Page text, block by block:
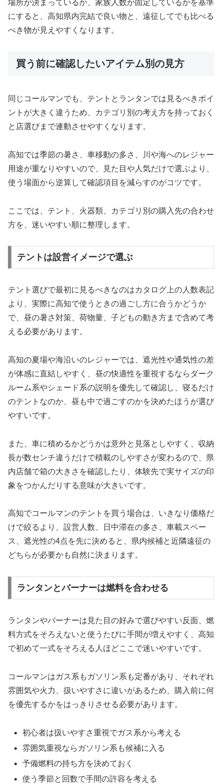
場所が決まっているか、家族人数が固定しているかを基準
にすると、高知県内完結で良い物と、遠征してでも比べる
べき物が見えやすくなります。
買う前に確認したいアイテム別の見方
同じコールマンでも、テントとランタンでは見るべきポイ
ントが大きく違うため、カテゴリ別の考え方を持っておく
と店選びまで連動させやすくなります。
高知では季節の暑さ、車移動の多さ、川や海へのレジャー
用途が重なりやすいので、見た目や人気だけで選ぶより、
使う場面から逆算して確認項目を減らすのがコツです。
ここでは、テント、火器類、カテゴリ別の購入先の合わせ
方を、迷いやすい順に整理します。
テントは設営イメージで選ぶ
テント選びで最初に見るべきなのはカタログ上の人数表記
より、実際に高知で使うときの過ごし方に合うかどうか
で、昼の暑さ対策、荷物量、子どもの動き方まで含めて考
える必要があります。
高知の夏場や海沿いのレジャーでは、遮光性や通気性の差
が体感に直結しやすく、昼の快適性を重視するならダーク
ルーム系やシェード系の説明を優先して確認し、寝るだけ
のテントなのか、昼も中で過ごすのかを決めたほうが選び
やすいです。
また、車に積めるかどうかは意外と見落としやすく、収納
長が数センチ違うだけで積載のしやすさが変わるので、県
内店舗で箱の大きさを確認したり、体験先で実サイズの印
象をつかんだりする意味が大きいです。
高知でコールマンのテントを買う場合は、いきなり価格だ
けで絞るより、設営人数、日中滞在の多さ、車載スペー
ス、遮光性の4点を先に決めると、県内候補と近隣遠征の
どちらが必要かも自然に決まります。
ランタンとバーナーは燃料を合わせる
ランタンやバーナーは見た目の好みで選びやすい反面、燃
料方式をそろえないと使うたびに手間が増えやすく、高知
で初めて一式をそろえる人ほどここで迷いやすいです。
コールマンはガス系もガソリン系も定番があり、それぞれ
雰囲気や火力、扱いやすさに違いがあるため、購入前に何
を優先するかをはっきりさせる必要があります。
初心者は扱いやすさ重視でガス系から考える
雰囲気重視ならガソリン系も候補に入る
予備燃料の持ち方を決めておく
使う季節と回数で手間の許容を考える